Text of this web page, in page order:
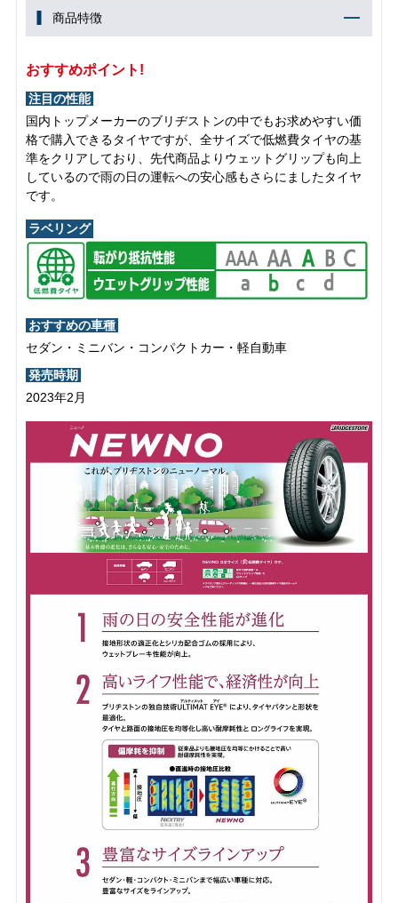
商品特徴
おすすめポイント!
注目の性能
国内トップメーカーのブリヂストンの中でもお求めやすい価
格で購入できるタイヤですが、全サイズで低燃費タイヤの基
準をクリアしており、先代商品よりウェットグリップも向上
しているので雨の日の運転への安心感もさらにましたタイヤ
です。
ラベリング
おすすめの車種
セダン・ミニバン・コンパクトカー・軽自動車
発売時期
2023年2月